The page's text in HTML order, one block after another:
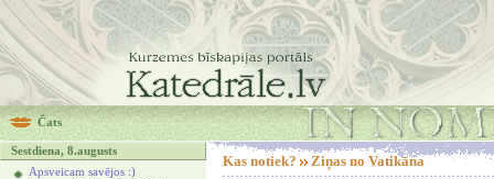
Čats
Sestdiena, 8.augusts
Apsveicam savējos :)
Kas notiek? Ziņas no Vatikāna